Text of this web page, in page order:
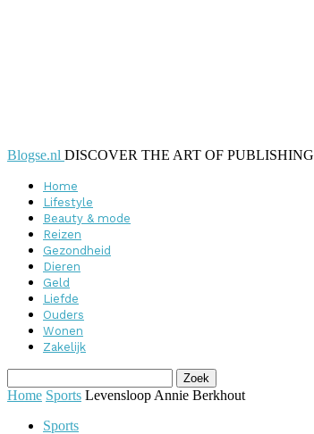
Blogse.nl DISCOVER THE ART OF PUBLISHING
Home
Lifestyle
Beauty & mode
Reizen
Gezondheid
Dieren
Geld
Liefde
Ouders
Wonen
Zakelijk
Home Sports Levensloop Annie Berkhout
Sports